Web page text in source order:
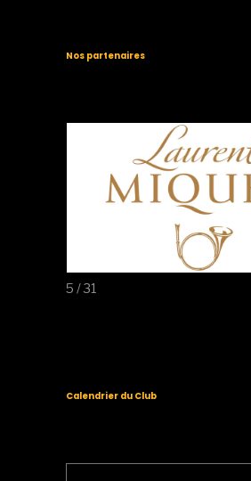
Nos partenaires
5 / 31
Calendrier du Club